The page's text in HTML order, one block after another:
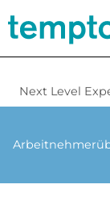
Next Level